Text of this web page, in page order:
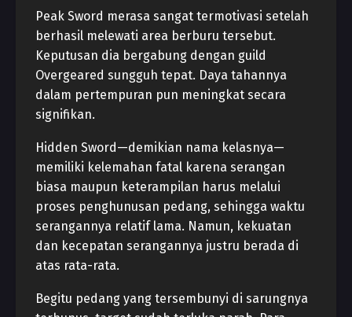
Peak Sword merasa sangat termotivasi setelah
berhasil melewati area berburu tersebut.
Keputusan dia bergabung dengan guild
Overgeared sungguh tepat. Daya tahannya
dalam pertempuran pun meningkat secara
signifikan.
Hidden Sword—demikian nama kelasnya—
memiliki kelemahan fatal karena serangan
biasa maupun keterampilan harus melalui
proses penghunusan pedang, sehingga waktu
serangannya relatif lama. Namun, kekuatan
dan kecepatan serangannya justru berada di
atas rata-rata.
Begitu pedang yang tersembunyi di sarungnya